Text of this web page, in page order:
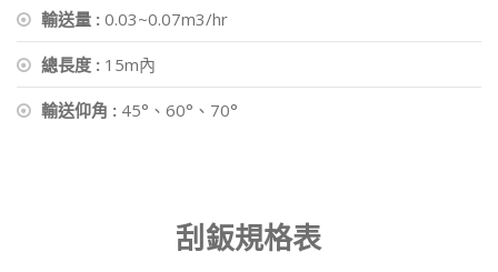
輸送量 : 0.03~0.07m3/hr
總長度 : 15m內
輸送仰角 : 45°、60°、70°
刮鈑規格表